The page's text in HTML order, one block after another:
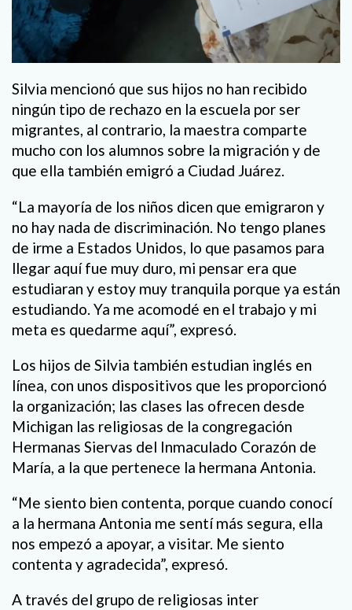
Silvia mencionó que sus hijos no han recibido
ningún tipo de rechazo en la escuela por ser
migrantes, al contrario, la maestra comparte
mucho con los alumnos sobre la migración y de
que ella también emigró a Ciudad Juárez.
“La mayoría de los niños dicen que emigraron y
no hay nada de discriminación. No tengo planes
de irme a Estados Unidos, lo que pasamos para
llegar aquí fue muy duro, mi pensar era que
estudiaran y estoy muy tranquila porque ya están
estudiando. Ya me acomodé en el trabajo y mi
meta es quedarme aquí”, expresó.
Los hijos de Silvia también estudian inglés en
línea, con unos dispositivos que les proporcionó
la organización; las clases las ofrecen desde
Michigan las religiosas de la congregación
Hermanas Siervas del Inmaculado Corazón de
María, a la que pertenece la hermana Antonia.
“Me siento bien contenta, porque cuando conocí
a la hermana Antonia me sentí más segura, ella
nos empezó a apoyar, a visitar. Me siento
contenta y agradecida”, expresó.
A través del grupo de religiosas inter